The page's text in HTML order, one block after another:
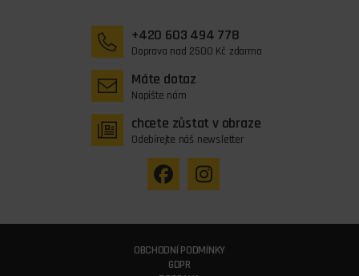
+420 603 494 778
Doprava nad 2500 Kč zdarma
Máte dotaz
Napište nám
chcete zůstat v obraze
Odebírejte náš newsletter
OBCHODNÍ PODMÍNKY
GDPR